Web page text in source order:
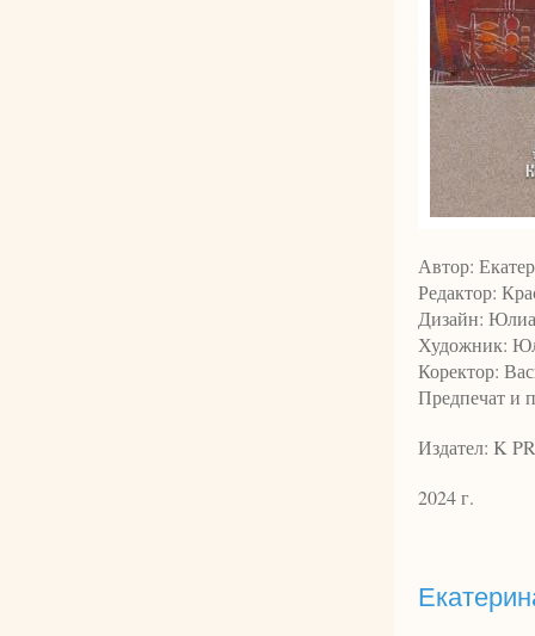
Автор:
Редактор:
Дизайн:
Художник:
Коректор:
Предпечат и
Издател: K
2024 г.